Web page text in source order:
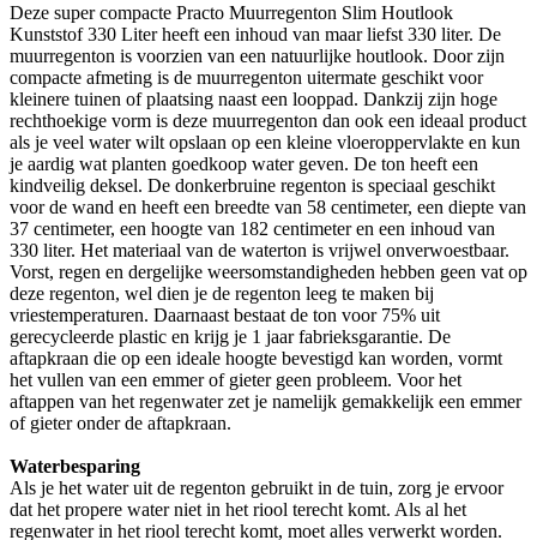
Deze super compacte Practo Muurregenton Slim Houtlook
Kunststof 330 Liter heeft een inhoud van maar liefst 330 liter. De
muurregenton is voorzien van een natuurlijke houtlook. Door zijn
compacte afmeting is de muurregenton uitermate geschikt voor
kleinere tuinen of plaatsing naast een looppad. Dankzij zijn hoge
rechthoekige vorm is deze muurregenton dan ook een ideaal product
als je veel water wilt opslaan op een kleine vloeroppervlakte en kun
je aardig wat planten goedkoop water geven. De ton heeft een
kindveilig deksel. De donkerbruine regenton is speciaal geschikt
voor de wand en heeft een breedte van 58 centimeter, een diepte van
37 centimeter, een hoogte van 182 centimeter en een inhoud van
330 liter. Het materiaal van de waterton is vrijwel onverwoestbaar.
Vorst, regen en dergelijke weersomstandigheden hebben geen vat op
deze regenton, wel dien je de regenton leeg te maken bij
vriestemperaturen. Daarnaast bestaat de ton voor 75% uit
gerecycleerde plastic en krijg je 1 jaar fabrieksgarantie. De
aftapkraan die op een ideale hoogte bevestigd kan worden, vormt
het vullen van een emmer of gieter geen probleem. Voor het
aftappen van het regenwater zet je namelijk gemakkelijk een emmer
of gieter onder de aftapkraan.
Waterbesparing
Als je het water uit de regenton gebruikt in de tuin, zorg je ervoor
dat het propere water niet in het riool terecht komt. Als al het
regenwater in het riool terecht komt, moet alles verwerkt worden.